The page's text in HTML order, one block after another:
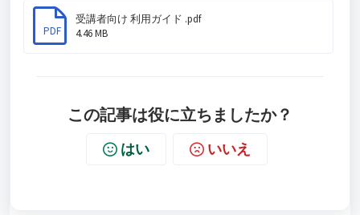
PDF
受講者向け 利用ガイド .pdf
4.46 MB
この記事は役に立ちましたか？
はい いいえ